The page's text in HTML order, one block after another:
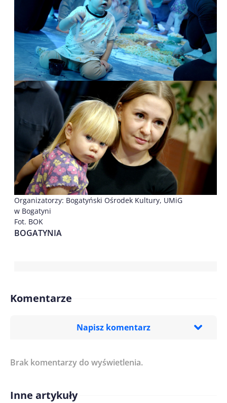
Organizatorzy: Bogatyński Ośrodek Kultury, UMiG
w Bogatyni
Fot. BOK
BOGATYNIA
Komentarze
Napisz komentarz
Treść komentarza*
Imię/ Nick*
Brak komentarzy do wyświetlenia.
Inne artykuły